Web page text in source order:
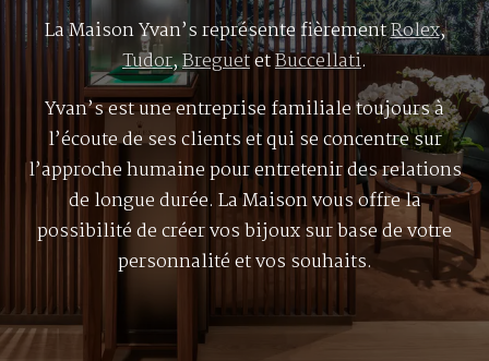
La Maison Yvan’s représente fièrementRolex,
Tudor,BreguetetBuccellati.
Yvan’s est une entreprise familiale toujours à
l’écoute de ses clients et qui se concentre sur
l’approche humaine pour entretenir des relations
de longue durée. La Maison vous offre la
possibilité de créer vos bijoux sur base de votre
personnalité et vos souhaits.